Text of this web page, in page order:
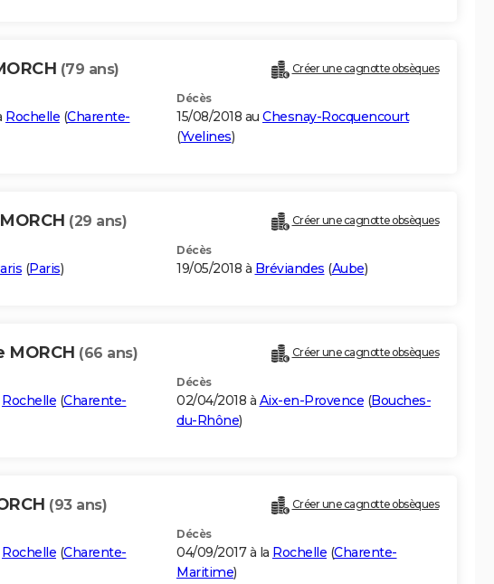
(79 ans) Créer une cagnotte obsèques
Rochelle (Charente-
Décès
15/08/2018 au Chesnay-Rocquencourt
(Yvelines)
(29 ans) Créer une cagnotte obsèques
(Paris)
Décès
19/05/2018 à Bréviandes (Aube)
MORCH (66 ans) Créer une cagnotte obsèques
Rochelle (Charente-
Décès
02/04/2018 à Aix-en-Provence (Bouches-
du-Rhône)
(93 ans) Créer une cagnotte obsèques
Rochelle (Charente-
Décès
04/09/2017 à la Rochelle (Charente-
Maritime)